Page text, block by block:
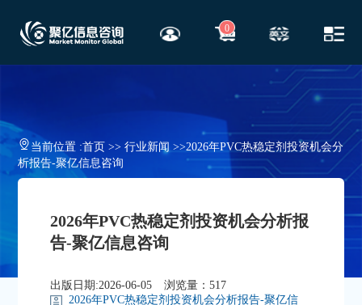
0
当前位置 :首页>> 行业新闻 >>2026年PVC热稳定剂投资机会分
析报告-聚亿信息咨询
2026年PVC热稳定剂投资机会分析报
告-聚亿信息咨询
出版日期:2026-06-05
浏览量：517
2026年PVC热稳定剂投资机会分析报告-聚亿信